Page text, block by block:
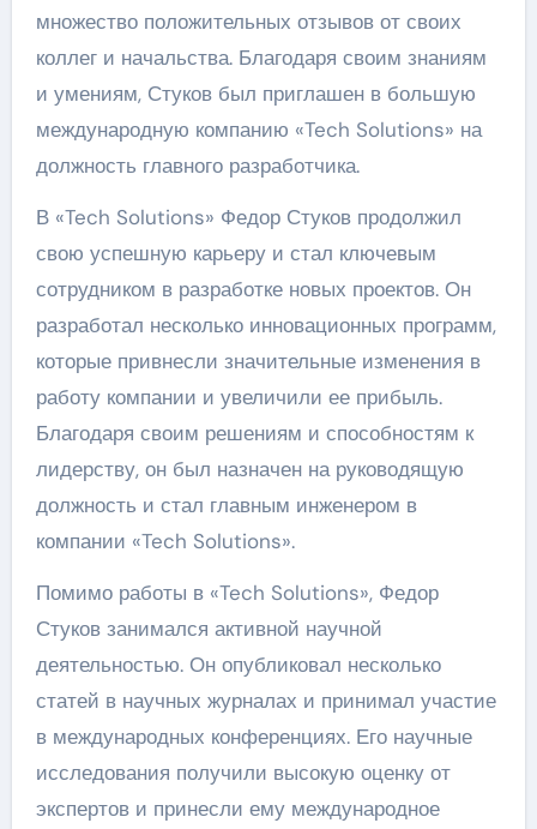
множество положительных отзывов от своих
коллег и начальства. Благодаря своим знаниям
и умениям, Стуков был приглашен в большую
международную компанию «Tech Solutions» на
должность главного разработчика.
В «Tech Solutions» Федор Стуков продолжил
свою успешную карьеру и стал ключевым
сотрудником в разработке новых проектов. Он
разработал несколько инновационных программ,
которые привнесли значительные изменения в
работу компании и увеличили ее прибыль.
Благодаря своим решениям и способностям к
лидерству, он был назначен на руководящую
должность и стал главным инженером в
компании «Tech Solutions».
Помимо работы в «Tech Solutions», Федор
Стуков занимался активной научной
деятельностью. Он опубликовал несколько
статей в научных журналах и принимал участие
в международных конференциях. Его научные
исследования получили высокую оценку от
экспертов и принесли ему международное